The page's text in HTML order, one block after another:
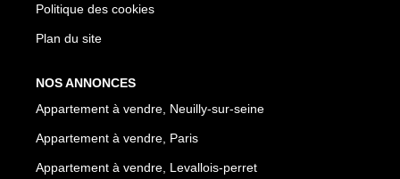
Politique des cookies
Plan du site
NOS ANNONCES
Appartement à vendre, Neuilly-sur-seine
Appartement à vendre, Paris
Appartement à vendre, Levallois-perret